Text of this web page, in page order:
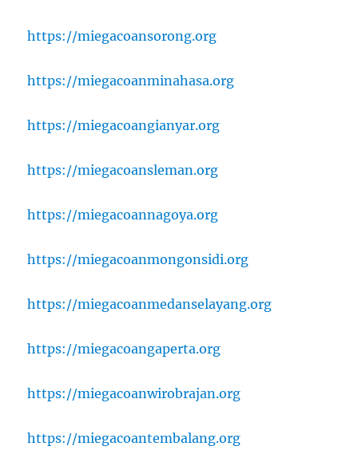
https://miegacoansorong.org
https://miegacoanminahasa.org
https://miegacoangianyar.org
https://miegacoansleman.org
https://miegacoannagoya.org
https://miegacoanmongonsidi.org
https://miegacoanmedanselayang.org
https://miegacoangaperta.org
https://miegacoanwirobrajan.org
https://miegacoantembalang.org